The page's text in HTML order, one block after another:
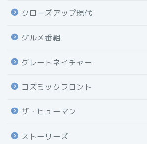
クローズアップ現代
グルメ番組
グレートネイチャー
コズミックフロント
ザ・ヒューマン
ストーリーズ